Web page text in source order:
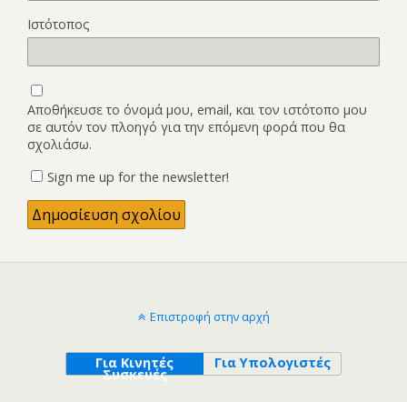
Ιστότοπος
Αποθήκευσε το όνομά μου, email, και τον ιστότοπο μου
σε αυτόν τον πλοηγό για την επόμενη φορά που θα
σχολιάσω.
Sign me up for the newsletter!
Επιστροφή στην αρχή
Για Κινητές
Συσκευές
Για Υπολογιστές